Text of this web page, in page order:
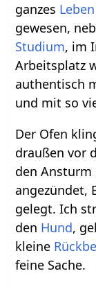
ganzes Leben
gewesen,
Studium, im
Arbeitsplatz
authentisch
und mit so
Der Ofen
draußen vor
den Ansturm
angezündet,
gelegt. Ich
den Hund,
kleine
feine Sache.